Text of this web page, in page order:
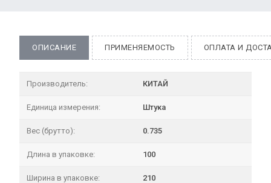
ОПИСАНИЕ ПРИМЕНЯЕМОСТЬ ОПЛАТА И
Производитель: КИТАЙ
Единица измерения: Штука
Вес (брутто): 0.735
Длина в упаковке: 100
Ширина в упаковке: 210